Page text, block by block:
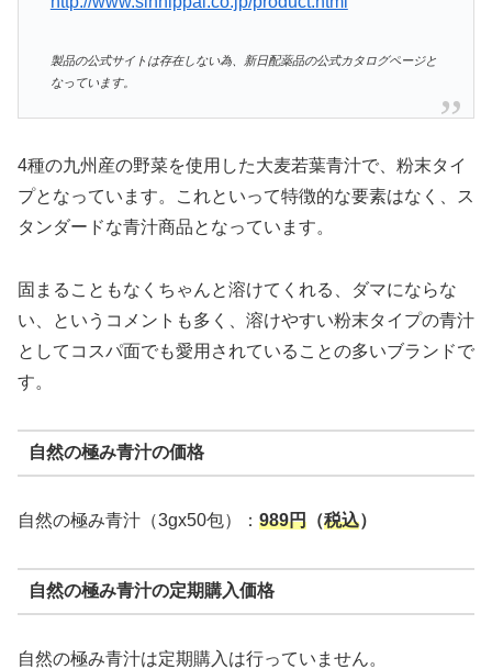
製品の公式サイトは存在しない為、新日配薬品の公式カタログページと
なっています。
4種の九州産の野菜を使用した大麦若葉青汁で、粉末タイ
プとなっています。これといって特徴的な要素はなく、ス
タンダードな青汁商品となっています。
固まることもなくちゃんと溶けてくれる、ダマにならな
い、というコメントも多く、溶けやすい粉末タイプの青汁
としてコスパ面でも愛用されていることの多いブランドで
す。
自然の極み青汁の価格
自然の極み青汁（3gx50包）： 989円 （税込）
自然の極み青汁の定期購入価格
自然の極み青汁は定期購入は行っていません。